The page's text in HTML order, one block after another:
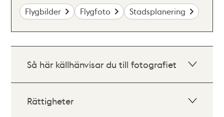
Flygbilder Flygfoto Stadsplanering
Så här källhänvisar du till fotografiet
Rättigheter